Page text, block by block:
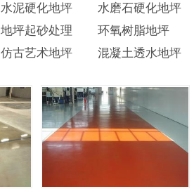
水泥硬化地坪
水磨石硬化地坪
地坪起砂处理
环氧树脂地坪
仿古艺术地坪 混凝土透水地坪